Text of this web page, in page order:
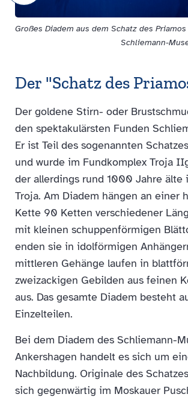
Schliemann-
Großes Diadem aus dem Schatz des
Der "Schatz des
Der goldene Stirn- oder
den spektakulärsten Funden
Er ist Teil des sogenannten
und wurde im Fundkomplex Troja
der allerdings rund 1000 Jahre älte
Troja. Am Diadem hängen an einer
Kette 90 Ketten verschiedener
mit kleinen schuppenförmigen
enden sie in idolförmigen
mittleren Gehänge laufen in
zweizackigen Gebilden aus feinen
aus. Das gesamte Diadem besteht
Einzelteilen.
Bei dem Diadem des Schliemann-
Ankershagen handelt es sich um
Nachbildung. Originale des
sich gegenwärtig im Moskauer